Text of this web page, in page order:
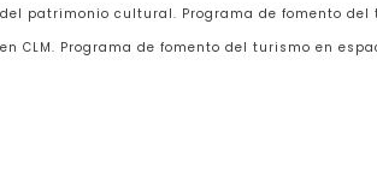
del patrimonio cultural. Programa de fomento
en CLM. Programa de fomento del turismo en